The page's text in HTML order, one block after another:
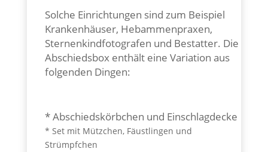
Solche Einrichtungen sind zum Beispiel
Krankenhäuser, Hebammenpraxen,
Sternenkindfotografen und Bestatter. Die
Abschiedsbox enthält eine Variation aus
folgenden Dingen:
* Abschiedskörbchen und Einschlagdecke
* Set mit Mützchen, Fäustlingen und
Strümpfchen